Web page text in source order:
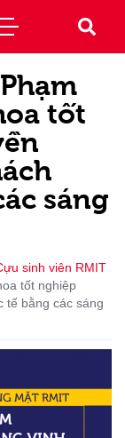
tốt
sáng
sinh viên RMIT
tốt nghiệp
tế bằng các sáng